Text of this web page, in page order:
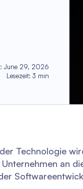
:June 29, 2026
Lesezeit:3 min
Technologie
an